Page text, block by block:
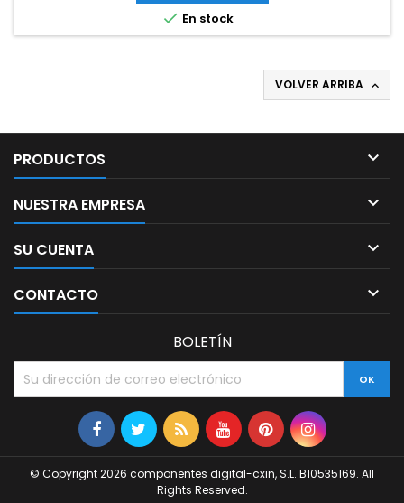
 En stock
VOLVER ARRIBA 
PRODUCTOS 
NUESTRA EMPRESA 
SU CUENTA 
CONTACTO 
BOLETÍN
© Copyright 2026 componentes digital-cxin, S.L. B10535169. All
Rights Reserved.